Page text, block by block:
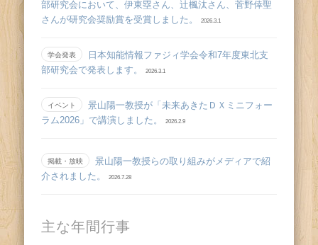
部研究会において、伊東塁さん、辻󠄀楓汰さん、菅野倖聖
さんが研究会奨励賞を受賞しました。
2026.3.1
学会発表
日本知能情報ファジィ学会令和7年度東北支
部研究会で発表します。
2026.3.1
イベント
景山陽一教授が「未来あきたＤＸミニフォー
ラム2026」で講演しました。
2026.2.9
掲載・放映
景山陽一教授らの取り組みがメディアで紹
介されました。
2026.7.28
主な年間行事